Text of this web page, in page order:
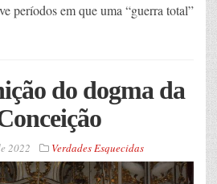
períodos em que uma “guerra total”
do dogma da
2022 Verdades Esquecidas